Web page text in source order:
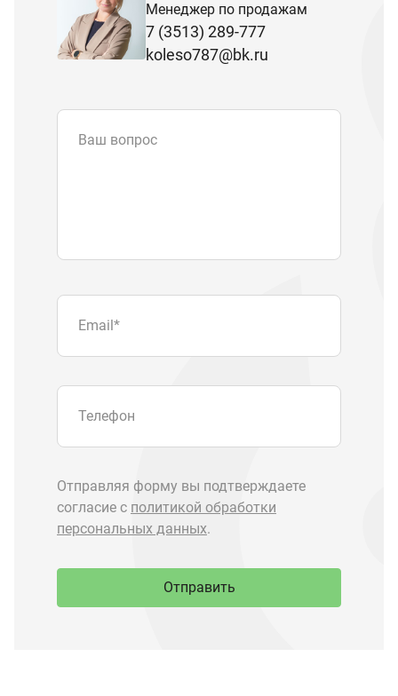
Менеджер по продажам
7 (3513) 289-777
koleso787@bk.ru
Ваш вопрос
Запчасти Урал
Запчасти Камаз
Спецпредложения